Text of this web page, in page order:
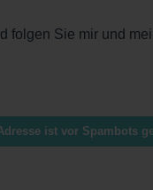
folgen Sie mir und
ist vor Spambots